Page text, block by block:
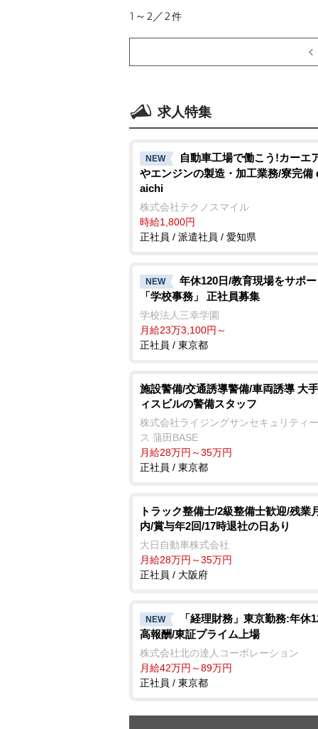
1～2／2件
求人特集
NEW
自動車工場で働こう!カーエ
エンジンの製造・加工業務/寮完備
aichi
株式会社テクノスマイル
時給1,800円
正社員 / 派遣社員 / 愛知県
NEW
年休120日/教育現場をサポ
「学校事務」 正社員募集
学校法人三幸学園
月給23万3,100円～
正社員 / 東京都
施設警備/交通誘導警備/車両誘導 大
ィスビルの警備スタッフ
株式会社ライジングサンセキュリティ
ス 蒲田BASE
月給28万円～35万円
正社員 / 東京都
トラック整備士/2級整備士歓迎/残業
内/賞与年2回/17時退社の日あり
大日自動車株式会社
月給28万円～35万円
正社員 / 大阪府
NEW
「経理財務」東京勤務:年休
高報酬/東証プライム上場
株式会社北の達人コーポレーション
月給42万円～89万円
正社員 / 東京都